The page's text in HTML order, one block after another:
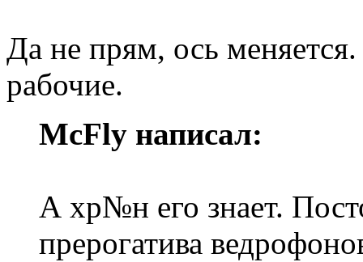
Да не прям, ось
рабочие.
McFly написал:
А хр№н его знает.
прерогатива